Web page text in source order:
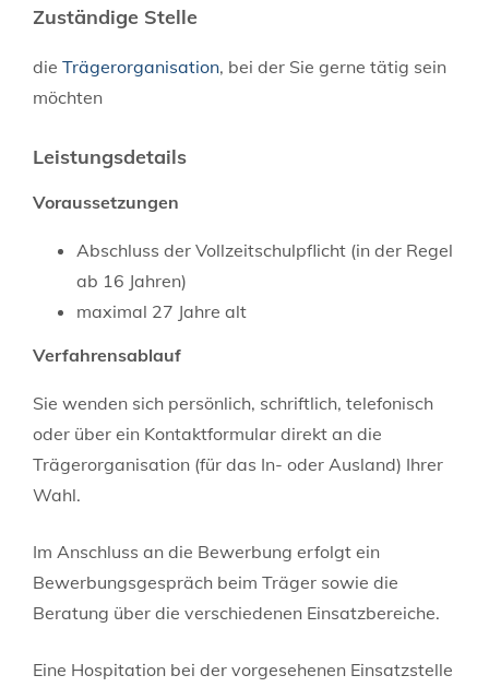
Zuständige Stelle
die Trägerorganisation, bei der Sie gerne tätig sein
möchten
Leistungsdetails
Voraussetzungen
Abschluss der Vollzeitschulpflicht (in der Regel
ab 16 Jahren)
maximal 27 Jahre alt
Verfahrensablauf
Sie wenden sich persönlich, schriftlich, telefonisch
oder über ein Kontaktformular direkt an die
Trägerorganisation (für das In- oder Ausland) Ihrer
Wahl.
Im Anschluss an die Bewerbung erfolgt ein
Bewerbungsgespräch beim Träger sowie die
Beratung über die verschiedenen Einsatzbereiche.
Eine Hospitation bei der vorgesehenen Einsatzstelle